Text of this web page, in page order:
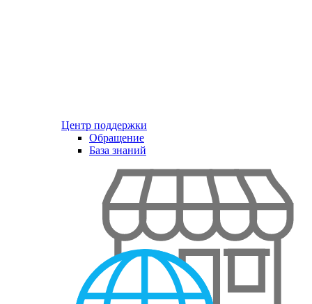
Центр поддержки
Обращение
База знаний